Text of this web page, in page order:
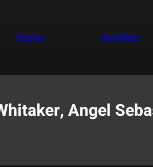
Revista Audiolibro
Angel